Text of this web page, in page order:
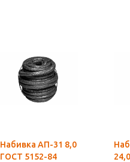
Набивка АП-31 8,0
ГОСТ 5152-84